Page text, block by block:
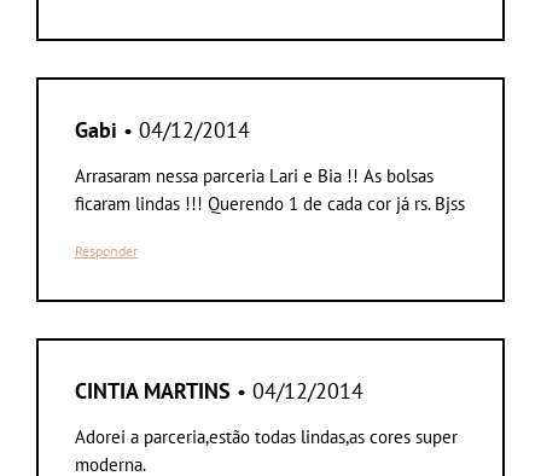
Gabi • 04/12/2014
Arrasaram nessa parceria Lari e Bia !! As bolsas
ficaram lindas !!! Querendo 1 de cada cor já rs. Bjss
Responder
CINTIA MARTINS • 04/12/2014
Adorei a parceria,estão todas lindas,as cores super
moderna.